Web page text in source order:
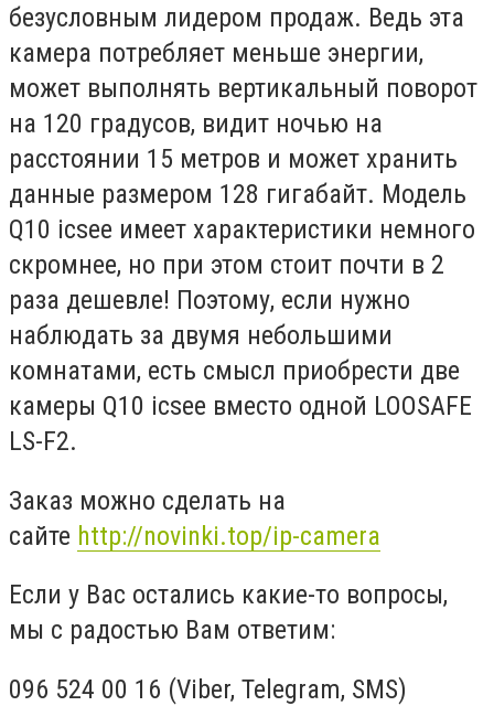
безусловным лидером продаж. Ведь эта
камера потребляет меньше энергии,
может выполнять вертикальный поворот
на 120 градусов, видит ночью на
расстоянии 15 метров и может хранить
данные размером 128 гигабайт. Модель
Q10 icsee имеет характеристики немного
скромнее, но при этом стоит почти в 2
раза дешевле! Поэтому, если нужно
наблюдать за двумя небольшими
комнатами, есть смысл приобрести две
камеры Q10 icsee вместо одной LOOSAFE
LS-F2.
Заказ можно сделать на
сайте http://novinki.top/ip-camera
Если у Вас остались какие-то вопросы,
мы с радостью Вам ответим:
096 524 00 16 (Viber, Telegram, SMS)